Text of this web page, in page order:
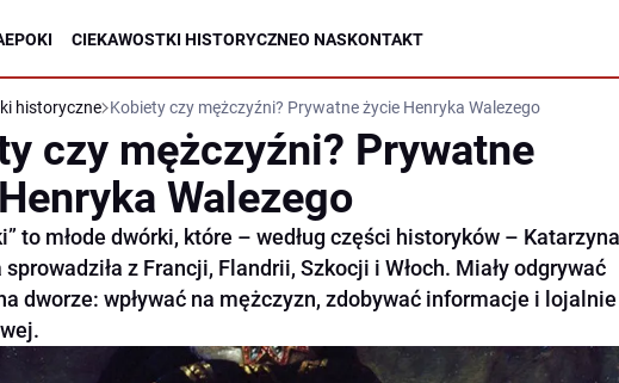
EPOKI CIEKAWOSTKI HISTORYCZNEO NASKONTAKT
historyczne Kobiety czy mężczyźni? Prywatne życie Henryka Walezego
czy mężczyźni? Prywatne
Walezego
to młode dwórki, które – według części historyków – Katarzyna
z Francji, Flandrii, Szkocji i Włoch. Miały odgrywać
dworze: wpływać na mężczyzn, zdobywać informacje i lojalnie